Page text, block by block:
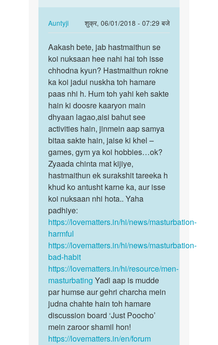
by
Auntyji
Auntyji
शुक्र, 06/01/2018 - 07:29 बजे
In
reply
to
Main
hastmathun
karta
hu
aap…
by
Aakashkumar
Aakash
bete,
jab
hastmaithun…
Aakash bete, jab hastmaithun se
koi nuksaan hee nahi hai toh isse
chhodna kyun? Hastmaithun rokne
ka koi jadui nuskha toh hamare
paas nhi h. Hum toh yahi keh sakte
hain ki doosre kaaryon main
dhyaan lagao,aisi bahut see
activities hain, jinmein aap samya
bitaa sakte hain, jaise ki khel –
games, gym ya koi hobbies…ok?
Zyaada chinta mat kijiye,
hastmaithun ek surakshit tareeka h
khud ko antusht karne ka, aur isse
koi nuksaan nhi hota.. Yaha
padhiye:
https://lovematters.in/hi/news/masturbation-
harmful
https://lovematters.in/hi/news/masturbation-
bad-habit
https://lovematters.in/hi/resource/men-
masturbating Yadi aap is mudde
par humse aur gehri charcha mein
judna chahte hain toh hamare
discussion board ‘Just Poocho’
mein zaroor shamil hon!
https://lovematters.in/en/forum